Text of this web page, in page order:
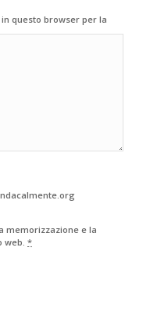
questo browser per la
memorizzazione e la
web.*